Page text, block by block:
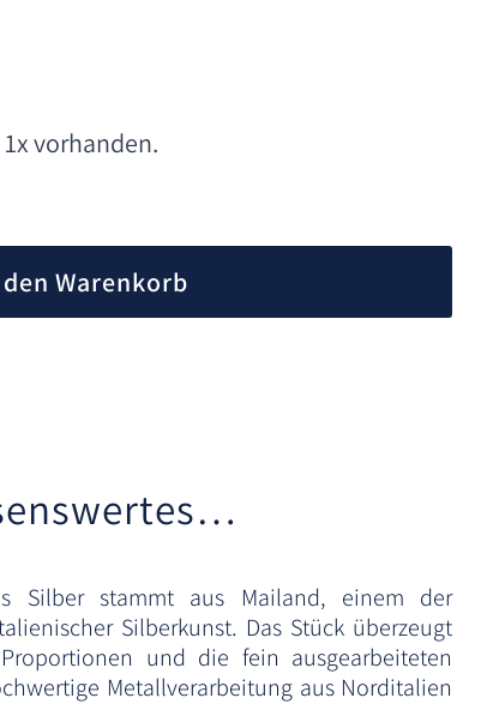
1x vorhanden.
Warenkorb
Silber stammt aus Mailand, einem der
Silberkunst. Das Stück überzeugt
und die fein ausgearbeiteten
Metallverarbeitung aus Norditalien